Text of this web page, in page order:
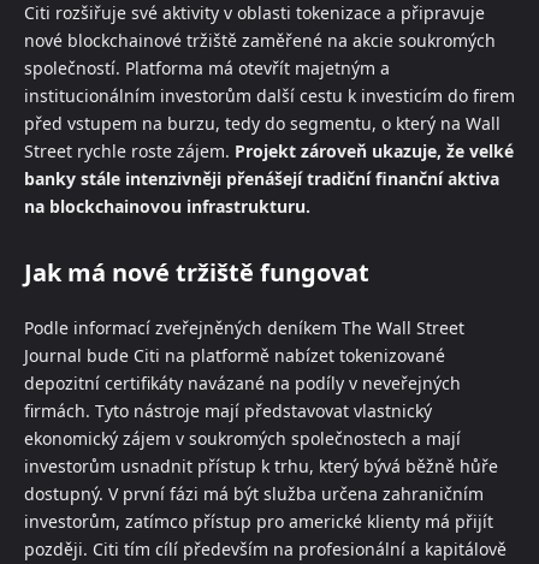
Citi rozšiřuje své aktivity v oblasti tokenizace a připravuje
nové blockchainové tržiště zaměřené na akcie soukromých
společností. Platforma má otevřít majetným a
institucionálním investorům další cestu k investicím do firem
před vstupem na burzu, tedy do segmentu, o který na Wall
Street rychle roste zájem. Projekt zároveň ukazuje, že velké
banky stále intenzivněji přenášejí tradiční finanční aktiva
na blockchainovou infrastrukturu.
Jak má nové tržiště fungovat
Podle informací zveřejněných deníkem The Wall Street
Journal bude Citi na platformě nabízet tokenizované
depozitní certifikáty navázané na podíly v neveřejných
firmách. Tyto nástroje mají představovat vlastnický
ekonomický zájem v soukromých společnostech a mají
investorům usnadnit přístup k trhu, který bývá běžně hůře
dostupný. V první fázi má být služba určena zahraničním
investorům, zatímco přístup pro americké klienty má přijít
později. Citi tím cílí především na profesionální a kapitálově